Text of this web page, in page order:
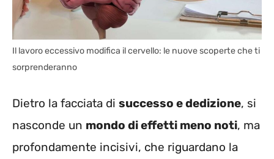
Il lavoro eccessivo modifica il cervello: le nuove scoperte che ti
sorprenderanno
Dietro la facciata di successo e dedizione, si
nasconde un mondo di effetti meno noti, ma
profondamente incisivi, che riguardano la